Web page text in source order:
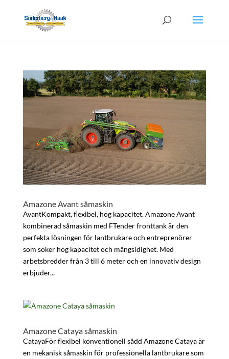
Amazone Avant såmaskin
AvantKompakt, flexibel, hög kapacitet. Amazone Avant
kombinerad såmaskin med FTender fronttank är den
perfekta lösningen för lantbrukare och entreprenörer
som söker hög kapacitet och mångsidighet. Med
arbetsbredder från 3 till 6 meter och en innovativ design
erbjuder...
Amazone Cataya såmaskin
CatayaFör flexibel konventionell sådd Amazone Cataya är
en mekanisk såmaskin för professionella lantbrukare som